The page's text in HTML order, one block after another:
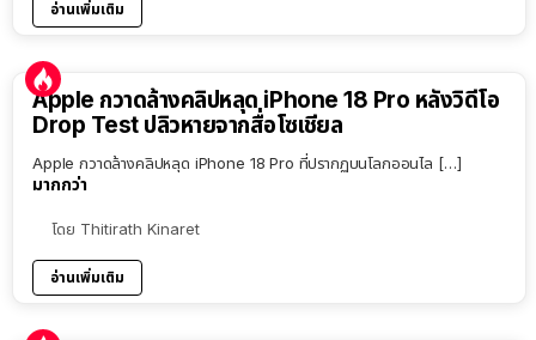
อ่านเพิ่มเติม
Apple กวาดล้างคลิปหลุด iPhone 18 Pro หลังวิดีโอ
Drop Test ปลิวหายจากสื่อโซเชียล
Apple กวาดล้างคลิปหลุด iPhone 18 Pro ที่ปรากฏบนโลกออนไล […]
มากกว่า
โดย Thitirath Kinaret
อ่านเพิ่มเติม